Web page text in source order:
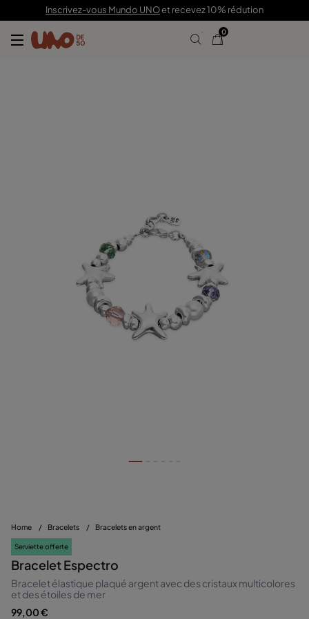
Inscrivez-vous Mundo UNOet recevez 10% rédution
0
Home / Bracelets / Bracelets en argent
Serviette offerte
Bracelet Espectro
Bracelet élastique plaqué argent avec des cristaux multicolores
et des étoiles de mer
99,00 €